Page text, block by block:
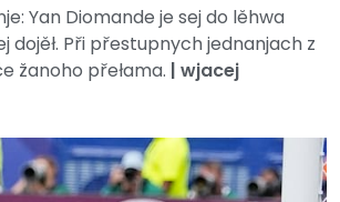
Yan Diomande je sej do lěhwa
dojěł. Při přestupnych jednanjach z
žanoho přełama. | wjacej